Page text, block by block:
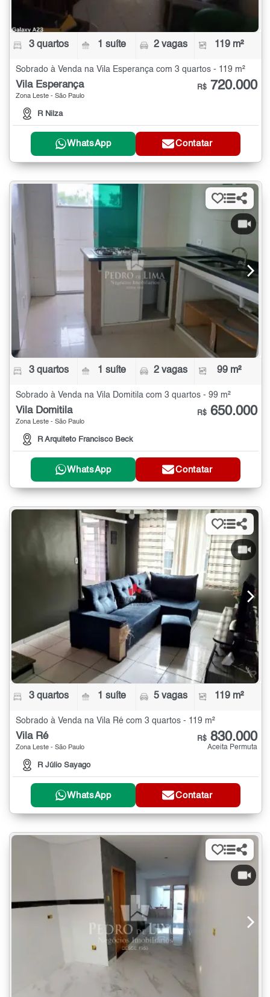
3 quartos 1 suíte 2 vagas 119 m²
Sobrado à Venda na Vila Esperança com 3 quartos - 119 m²
Vila Esperança
Zona Leste - São Paulo
R Nilza
R$ 720.000
WhatsApp Contatar
3 quartos 1 suíte 2 vagas 99 m²
Sobrado à Venda na Vila Domitila com 3 quartos - 99 m²
Vila Domitila
Zona Leste - São Paulo
R Arquiteto Francisco Beck
R$ 650.000
WhatsApp Contatar
3 quartos 1 suíte 5 vagas 119 m²
Sobrado à Venda na Vila Ré com 3 quartos - 119 m²
Vila Ré
Zona Leste - São Paulo
R Júlio Sayago
R$ 830.000
Aceita Permuta
WhatsApp Contatar